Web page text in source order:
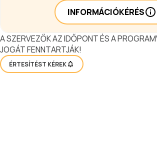
INFORMÁCIÓKÉRÉS
A SZERVEZŐK AZ IDŐPONT ÉS A
JOGÁT FENNTARTJÁK!
ÉRTESÍTÉST KÉREK